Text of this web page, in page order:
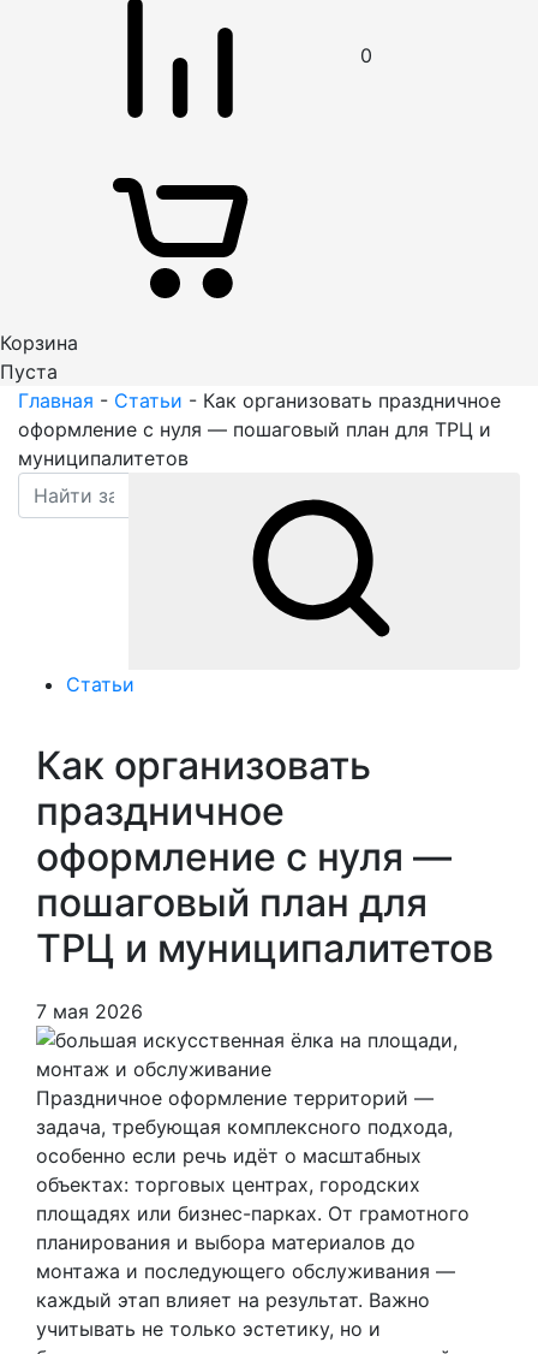
0
Корзина
Пуста
Главная - Статьи - Как организовать праздничное
оформление с нуля — пошаговый план для ТРЦ и
муниципалитетов
Статьи
Как организовать
праздничное
оформление с нуля —
пошаговый план для
ТРЦ и муниципалитетов
7 мая 2026
Праздничное оформление территорий —
задача, требующая комплексного подхода,
особенно если речь идёт о масштабных
объектах: торговых центрах, городских
площадях или бизнес-парках. От грамотного
планирования и выбора материалов до
монтажа и последующего обслуживания —
каждый этап влияет на результат. Важно
учитывать не только эстетику, но и